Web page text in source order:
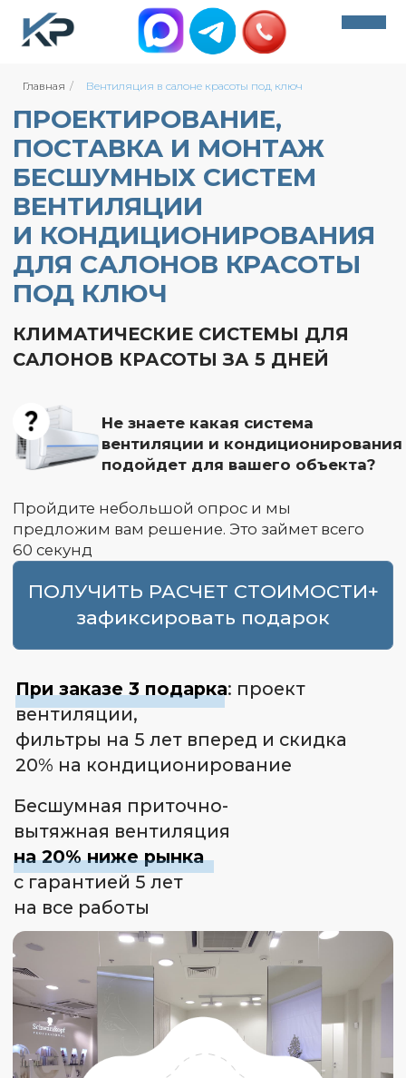
+7 (495) 212-07-78
info@climate-msk.com
Обратный звонок
400+ оценок
Главная / Вентиляция в салоне красоты под ключ
ПРОЕКТИРОВАНИЕ,
ПОСТАВКА И МОНТАЖ
БЕСШУМНЫХ СИСТЕМ
ВЕНТИЛЯЦИИ
И КОНДИЦИОНИРОВАНИЯ
ДЛЯ САЛОНОВ КРАСОТЫ
ПОД КЛЮЧ
вытяжная вентиляция
на 20% ниже рынка
с гарантией 5 лет
на все работы
ПОЛУЧИТЬ РАСЧЕТ СТОИМОСТИ+
зафиксировать подарок
КЛИМАТИЧЕСКИЕ СИСТЕМЫ ДЛЯ
САЛОНОВ КРАСОТЫ ЗА 5 ДНЕЙ
вентиляции,
фильтры на 5 лет вперед и скидка
20% на кондиционирование
Пройдите небольшой опрос и мы
В доме всегда свежий воздух
комфортной температуры
Подбираем установку, которая
гарантировано доставит нужное
количество воздуха в помещение
и обеспечит правильный
воздухообмен
Не знаете какая система
подойдет для вашего объекта?
обратиться
в 2-минутном
видео
8 причин
+7 (495) 212-07-78
info@climate-msk.com
Обратный звонок
400+ оценок